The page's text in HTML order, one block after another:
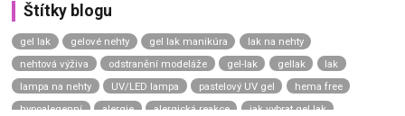
Štítky blogu
gel lak gelové nehty gel lak manikúra
lak na nehty
nehtová výživa
odstranění modeláže gel-lak gellak
lak
lampa na nehty
UV/LED lampa pastelový UV gel
hema free
hypoalegenní
alergie alergická reakce
jak vybrat gel lak